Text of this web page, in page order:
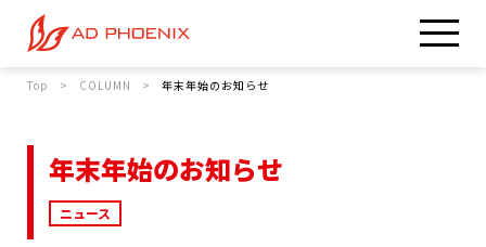
Top COLUMN 年末年始のお知らせ
年末年始のお知らせ
ニュース